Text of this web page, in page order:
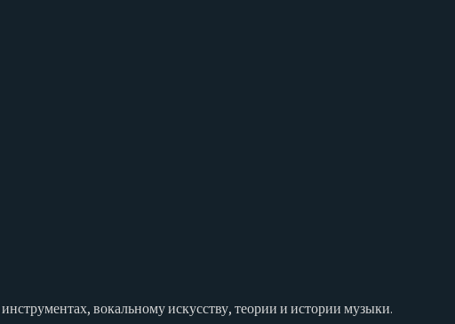
вокальному искусству, теории и истории музыки.